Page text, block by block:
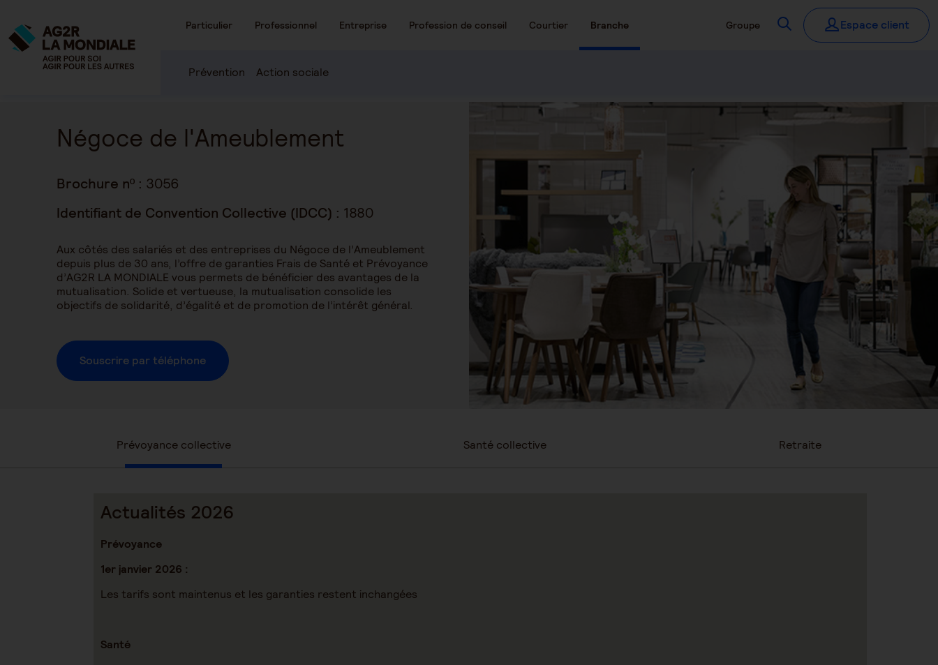
Particulier Professionnel Entreprise Profession de conseil Courtier Branche Groupe Recherchez Espace client
Prévention Action sociale
Négoce de l'Ameublement
Brochure nº : 3056
Identifiant de Convention Collective (IDCC) : 1880
Aux côtés des salariés et des entreprises du Négoce de l’Ameublement
depuis plus de 30 ans, l’offre de garanties Frais de Santé et Prévoyance
d’AG2R LA MONDIALE vous permets de bénéficier des avantages de la
mutualisation. Solide et vertueuse, la mutualisation consolide les
objectifs de solidarité, d’égalité et de promotion de l’intérêt général.
Souscrire par téléphone
Prévoyance collective Santé collective Retraite
Actualités 2026
Prévoyance
1er janvier 2026 :
Les tarifs sont maintenus et les garanties restent inchangées
Santé